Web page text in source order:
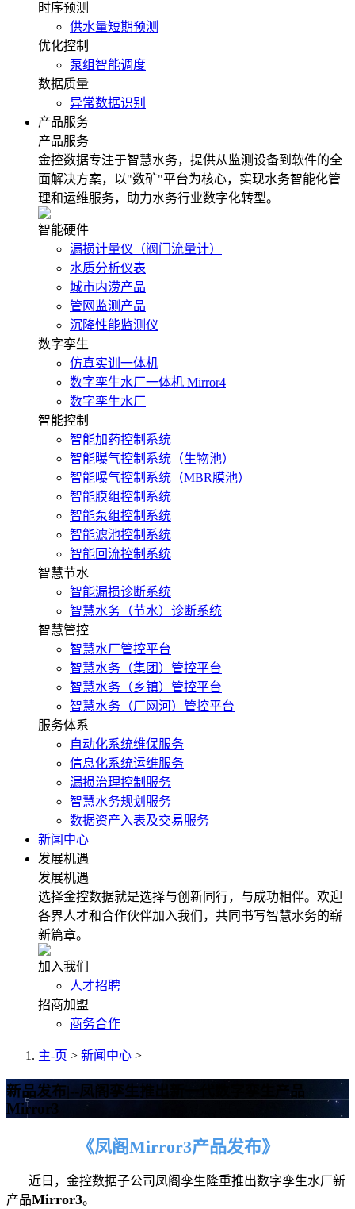
时序预测
供水量短期预测
优化控制
泵组智能调度
数据质量
异常数据识别
产品服务
产品服务
金控数据专注于智慧水务，提供从监测设备到软件的全
面解决方案，以"数矿"平台为核心，实现水务智能化管
理和运维服务，助力水务行业数字化转型。
智能硬件
漏损计量仪（阀门流量计）
水质分析仪表
城市内涝产品
管网监测产品
沉降性能监测仪
数字孪生
仿真实训一体机
数字孪生水厂一体机 Mirror4
数字孪生水厂
智能控制
智能加药控制系统
智能曝气控制系统（生物池）
智能曝气控制系统（MBR膜池）
智能膜组控制系统
智能泵组控制系统
智能滤池控制系统
智能回流控制系统
智慧节水
智能漏损诊断系统
智慧水务（节水）诊断系统
智慧管控
智慧水厂管控平台
智慧水务（集团）管控平台
智慧水务（乡镇）管控平台
智慧水务（厂网河）管控平台
服务体系
自动化系统维保服务
信息化系统运维服务
漏损治理控制服务
智慧水务规划服务
数据资产入表及交易服务
新闻中心
发展机遇
发展机遇
选择金控数据就是选择与创新同行，与成功相伴。欢迎
各界人才和合作伙伴加入我们，共同书写智慧水务的崭
新篇章。
加入我们
人才招聘
招商加盟
商务合作
主-页 > 新闻中心 >
新品发布|--凤阁孪生推出新一代数字孪生产品
Mirror3
《凤阁Mirror3产品发布》
近日，金控数据子公司凤阁孪生隆重推出数字孪生水厂新
产品Mirror3。